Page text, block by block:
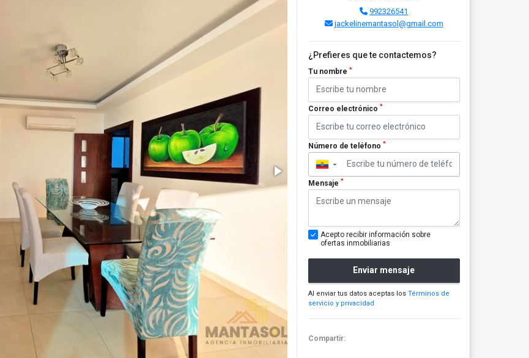
992326541
jackelinemantasol@gmail.com
¿Prefieres que te contactemos?
Tu nombre *
Correo electrónico *
Número de teléfono *
▼
Mensaje *
Acepto recibir información sobre
ofertas inmobiliarias
Enviar mensaje
Al enviar tus datos aceptas los Términos de
servicio y privacidad
Compartir: